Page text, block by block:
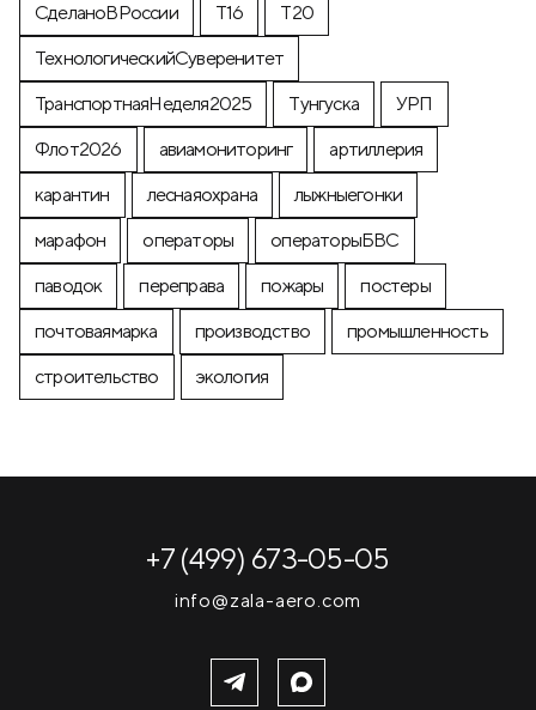
СделаноВРоссии
Т16
Т20
ТехнологическийСуверенитет
ТранспортнаяНеделя2025
Тунгуска
УРП
Флот2026
авиамониторинг
артиллерия
карантин
леснаяохрана
лыжныегонки
марафон
операторы
операторыБВС
паводок
переправа пожары
постеры
почтоваямарка
производство
промышленность
строительство
экология
+7 (499) 673-05-05
info@zala-aero.com